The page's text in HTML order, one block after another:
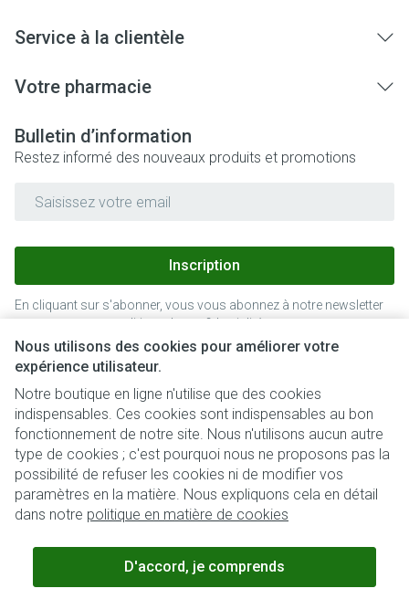
Nous utilisons des cookies pour améliorer votre
expérience utilisateur.
Notre boutique en ligne n'utilise que des cookies
indispensables. Ces cookies sont indispensables au bon
fonctionnement de notre site. Nous n'utilisons aucun autre
type de cookies ; c'est pourquoi nous ne proposons pas la
possibilité de refuser les cookies ni de modifier vos
paramètres en la matière. Nous expliquons cela en détail
dans notre politique en matière de cookies
D'accord, je comprends
Service à la clientèle
Votre pharmacie
Bulletin d’information
Restez informé des nouveaux produits et promotions
Inscription
En cliquant sur s'abonner, vous vous abonnez à notre newsletter
et acceptez notrepolitique de confidentialité.
Liens légaux